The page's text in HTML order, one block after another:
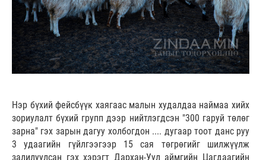
Нэр бүхий фейсбүүк хаягаас малын худалдаа наймаа хийх
зориулалт бүхий групп дээр нийтлэгдсэн "300 гаруй төлөг
зарна" гэх зарын дагуу холбогдон .... дугаар тоот данс руу
3 удаагийн гүйлгээгээр 15 сая төгрөгийг шилжүүлж
залилуулсан гэх хэрэгт Дархан-Уул аймгийн Цагдаагийн